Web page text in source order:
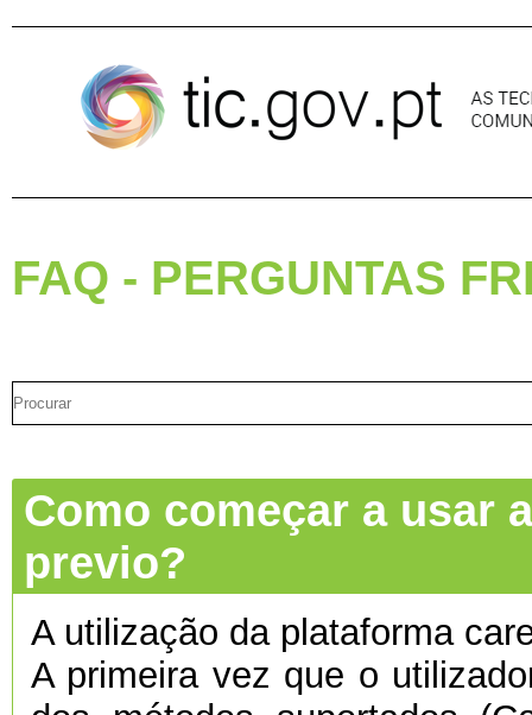
FAQ - PERGUNTAS
Como começar a usar
previo?
A utilização da plataforma
A primeira vez que o